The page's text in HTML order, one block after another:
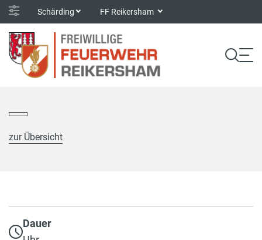
Schärding FF Reikersham
zur Übersicht
Dauer